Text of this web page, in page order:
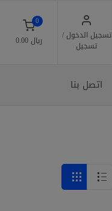
تسجيل الدخول /
تسجيل
0
﷼ 0.00
اتصل بنا